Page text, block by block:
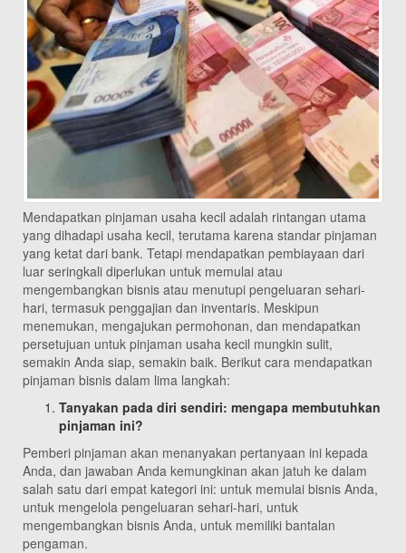
Mendapatkan pinjaman usaha kecil adalah rintangan utama
yang dihadapi usaha kecil, terutama karena standar pinjaman
yang ketat dari bank. Tetapi mendapatkan pembiayaan dari
luar seringkali diperlukan untuk memulai atau
mengembangkan bisnis atau menutupi pengeluaran sehari-
hari, termasuk penggajian dan inventaris. Meskipun
menemukan, mengajukan permohonan, dan mendapatkan
persetujuan untuk pinjaman usaha kecil mungkin sulit,
semakin Anda siap, semakin baik. Berikut cara mendapatkan
pinjaman bisnis dalam lima langkah:
Tanyakan pada diri sendiri: mengapa membutuhkan
pinjaman ini?
Pemberi pinjaman akan menanyakan pertanyaan ini kepada
Anda, dan jawaban Anda kemungkinan akan jatuh ke dalam
salah satu dari empat kategori ini: untuk memulai bisnis Anda,
untuk mengelola pengeluaran sehari-hari, untuk
mengembangkan bisnis Anda, untuk memiliki bantalan
pengaman.